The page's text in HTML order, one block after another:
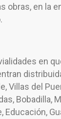
obras, en la
en
Villas del
Bobadilla,
Educación,